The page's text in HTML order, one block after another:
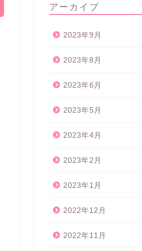
アーカイブ
2023年9月
2023年8月
2023年6月
2023年5月
2023年4月
2023年2月
2023年1月
2022年12月
2022年11月